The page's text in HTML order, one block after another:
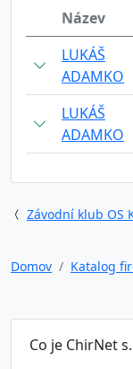
Název
LUKÁŠ
ADAMKO
LUKÁŠ
ADAMKO
Závodní klub OS
Domov
Katalog
Co je ChirNet